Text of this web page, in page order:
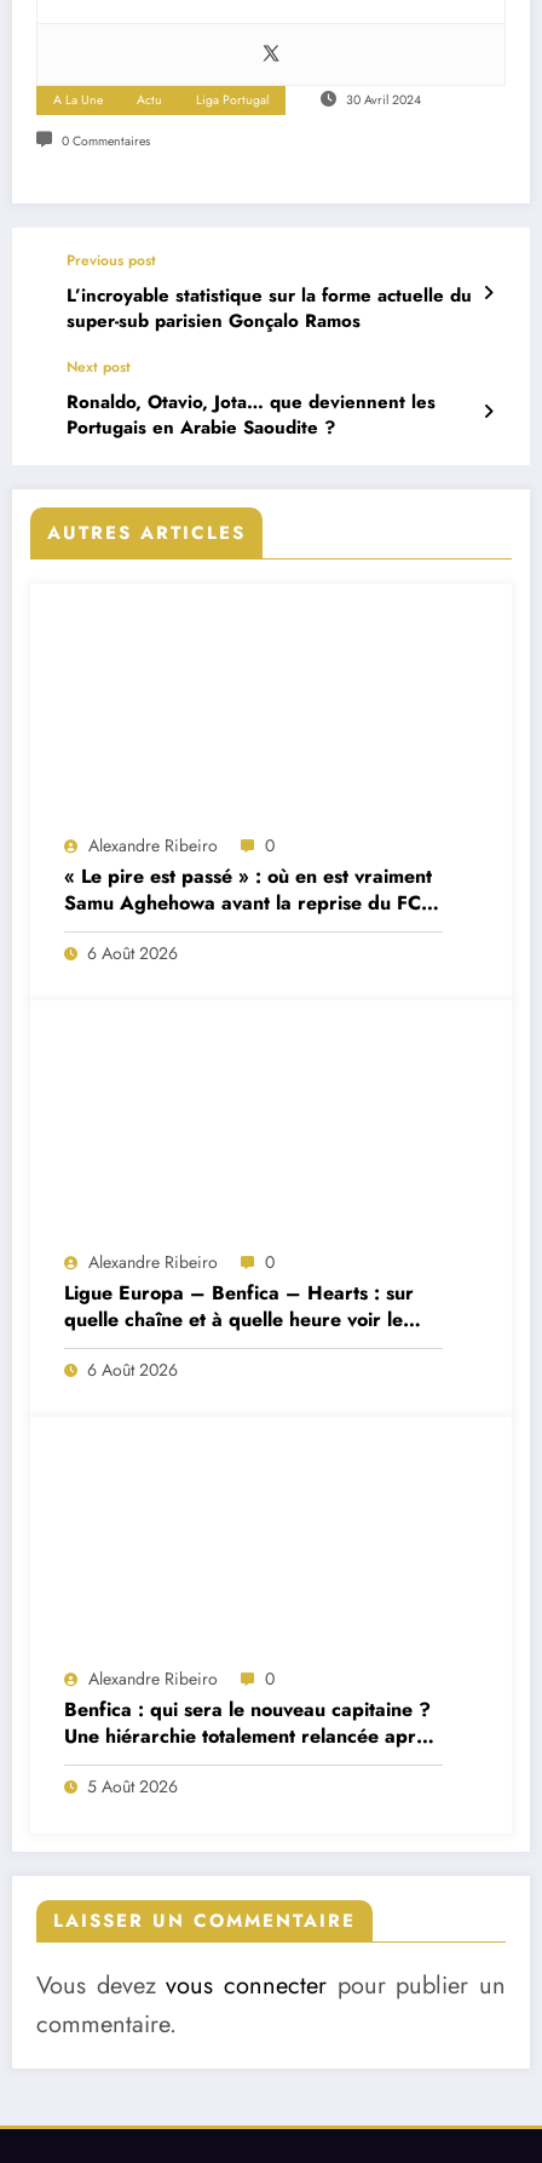
A La Une Actu Liga Portugal 30 Avril 2024
0 Commentaires
Previous post
L’incroyable statistique sur la forme actuelle du
super-sub parisien Gonçalo Ramos
Next post
Ronaldo, Otavio, Jota… que deviennent les
Portugais en Arabie Saoudite ?
AUTRES ARTICLES
Alexandre Ribeiro 0
« Le pire est passé » : où en est vraiment
Samu Aghehowa avant la reprise du FC
Porto ?
6 Août 2026
Alexandre Ribeiro 0
Ligue Europa – Benfica – Hearts : sur
quelle chaîne et à quelle heure voir le
match ?
6 Août 2026
Alexandre Ribeiro 0
Benfica : qui sera le nouveau capitaine ?
Une hiérarchie totalement relancée après
deux départs majeurs
5 Août 2026
LAISSER UN COMMENTAIRE
Vous devezvous connecter pour publier un
commentaire.